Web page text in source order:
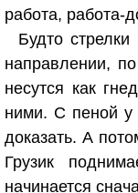
работа, работа-
Будто
направлении,
несутся как
ними. С пеной у
доказать. А
Грузик
начинается